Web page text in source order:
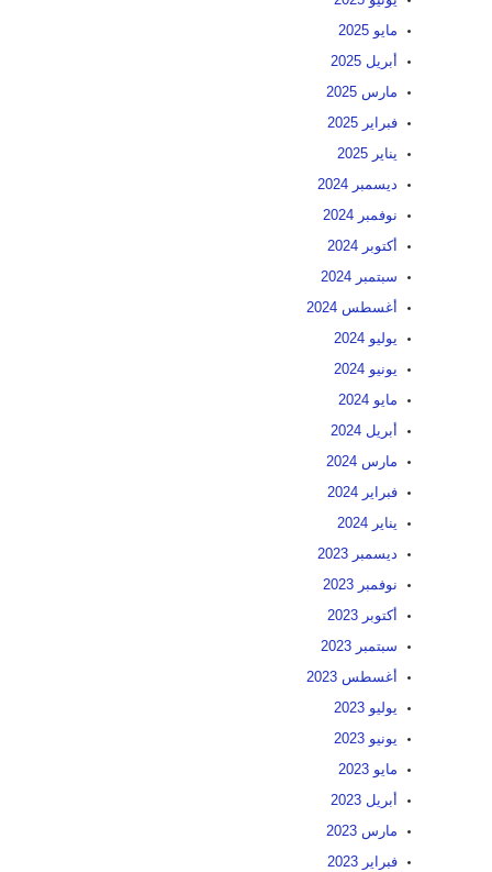
مايو 2025
أبريل 2025
مارس 2025
فبراير 2025
يناير 2025
ديسمبر 2024
نوفمبر 2024
أكتوبر 2024
سبتمبر 2024
أغسطس 2024
يوليو 2024
يونيو 2024
مايو 2024
أبريل 2024
مارس 2024
فبراير 2024
يناير 2024
ديسمبر 2023
نوفمبر 2023
أكتوبر 2023
سبتمبر 2023
أغسطس 2023
يوليو 2023
يونيو 2023
مايو 2023
أبريل 2023
مارس 2023
فبراير 2023